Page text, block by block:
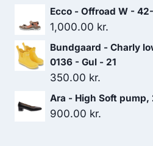
pris
899.00 kr..
Ecco - Offroad W -
1,000.00 kr.
Bundgaard - Charly
0136 - Gul - 21
350.00 kr.
Ara - High Soft
900.00 kr.